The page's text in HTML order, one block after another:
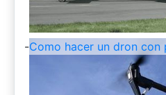
-Como hacer un dron con